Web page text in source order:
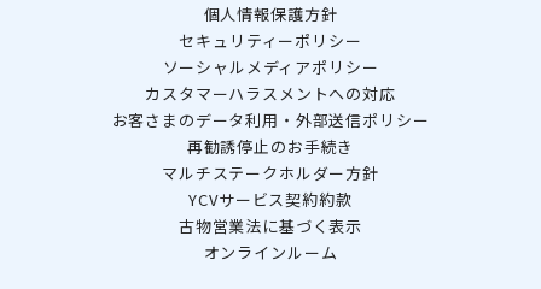
個人情報保護方針
セキュリティーポリシー
ソーシャルメディアポリシー
カスタマーハラスメントへの対応
お客さまのデータ利用・外部送信ポリシー
再勧誘停止のお手続き
マルチステークホルダー方針
YCVサービス契約約款
古物営業法に基づく表示
オンラインルーム